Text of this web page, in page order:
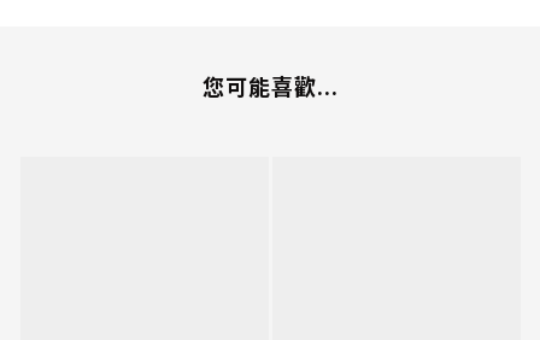
您可能喜歡...